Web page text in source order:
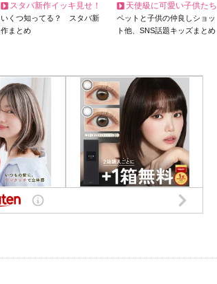
スタバ新作イッキ見せ！
いくつ知ってる？ スタバ新
作まとめ
天使級に可愛い子供たち
ペットと子供の仲良しショッ
ト他、SNS話題キッズまとめ